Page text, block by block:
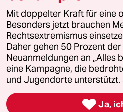
© 2026 taz Verlags und
Alle Rechte vorbehalten. Bei
wenden Sie sich bitte an
lizenzen@taz.de
Feedback Redaktionsstatut
Leitlinie Informant
Seitenwende Einwilligungen
Mit doppelter Kraft für eine
Besonders jetzt brauchen
Rechtsextremismus
Daher gehen 50 Prozent
Neuanmeldungen an „Alles
eine Kampagne, die
und Jugendorte unterstützt.
 Ja,